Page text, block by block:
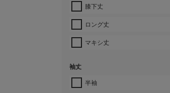
膝下丈
ロング丈
マキシ丈
袖丈
半袖